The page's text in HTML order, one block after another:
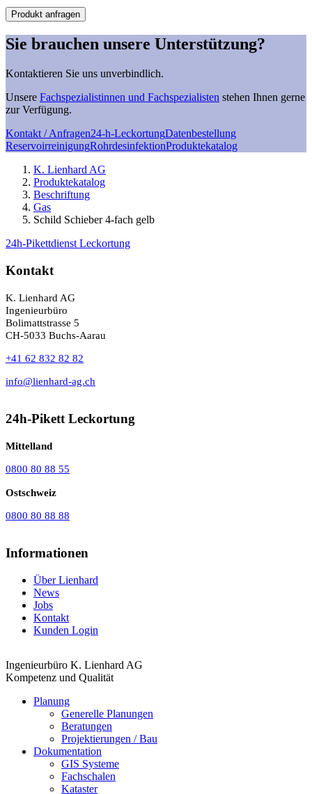
Schild
Schieber
4-
fach
Menge
Produkt anfragen
Sie brauchen unsere Unterstützung?
Kontaktieren Sie uns unverbindlich.
Unsere Fachspezialistinnen und Fachspezialisten stehen Ihnen gerne
zur Verfügung.
Kontakt / Anfragen24-h-LeckortungDatenbestellung
ReservoirreinigungRohrdesinfektionProduktekatalog
K. Lienhard AG
Produktekatalog
Beschriftung
Gas
Schild Schieber 4-fach gelb
24h-Pikettdienst Leckortung
Kontakt
K. Lienhard AG
Ingenieurbüro
Bolimattstrasse 5
CH-5033 Buchs-Aarau
+41 62 832 82 82
info@lienhard-ag.ch
24h-Pikett Leckortung
Mittelland
0800 80 88 55
Ostschweiz
0800 80 88 88
Informationen
Über Lienhard
News
Jobs
Kontakt
Kunden Login
Ingenieurbüro K. Lienhard AG
Kompetenz und Qualität
Planung
Generelle Planungen
Beratungen
Projektierungen / Bau
Dokumentation
GIS Systeme
Fachschalen
Kataster